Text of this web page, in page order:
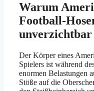
Warum
Football-
unverzichtbar
Der Körper eines
Spielers ist während
enormen Belastungen
Stöße auf die